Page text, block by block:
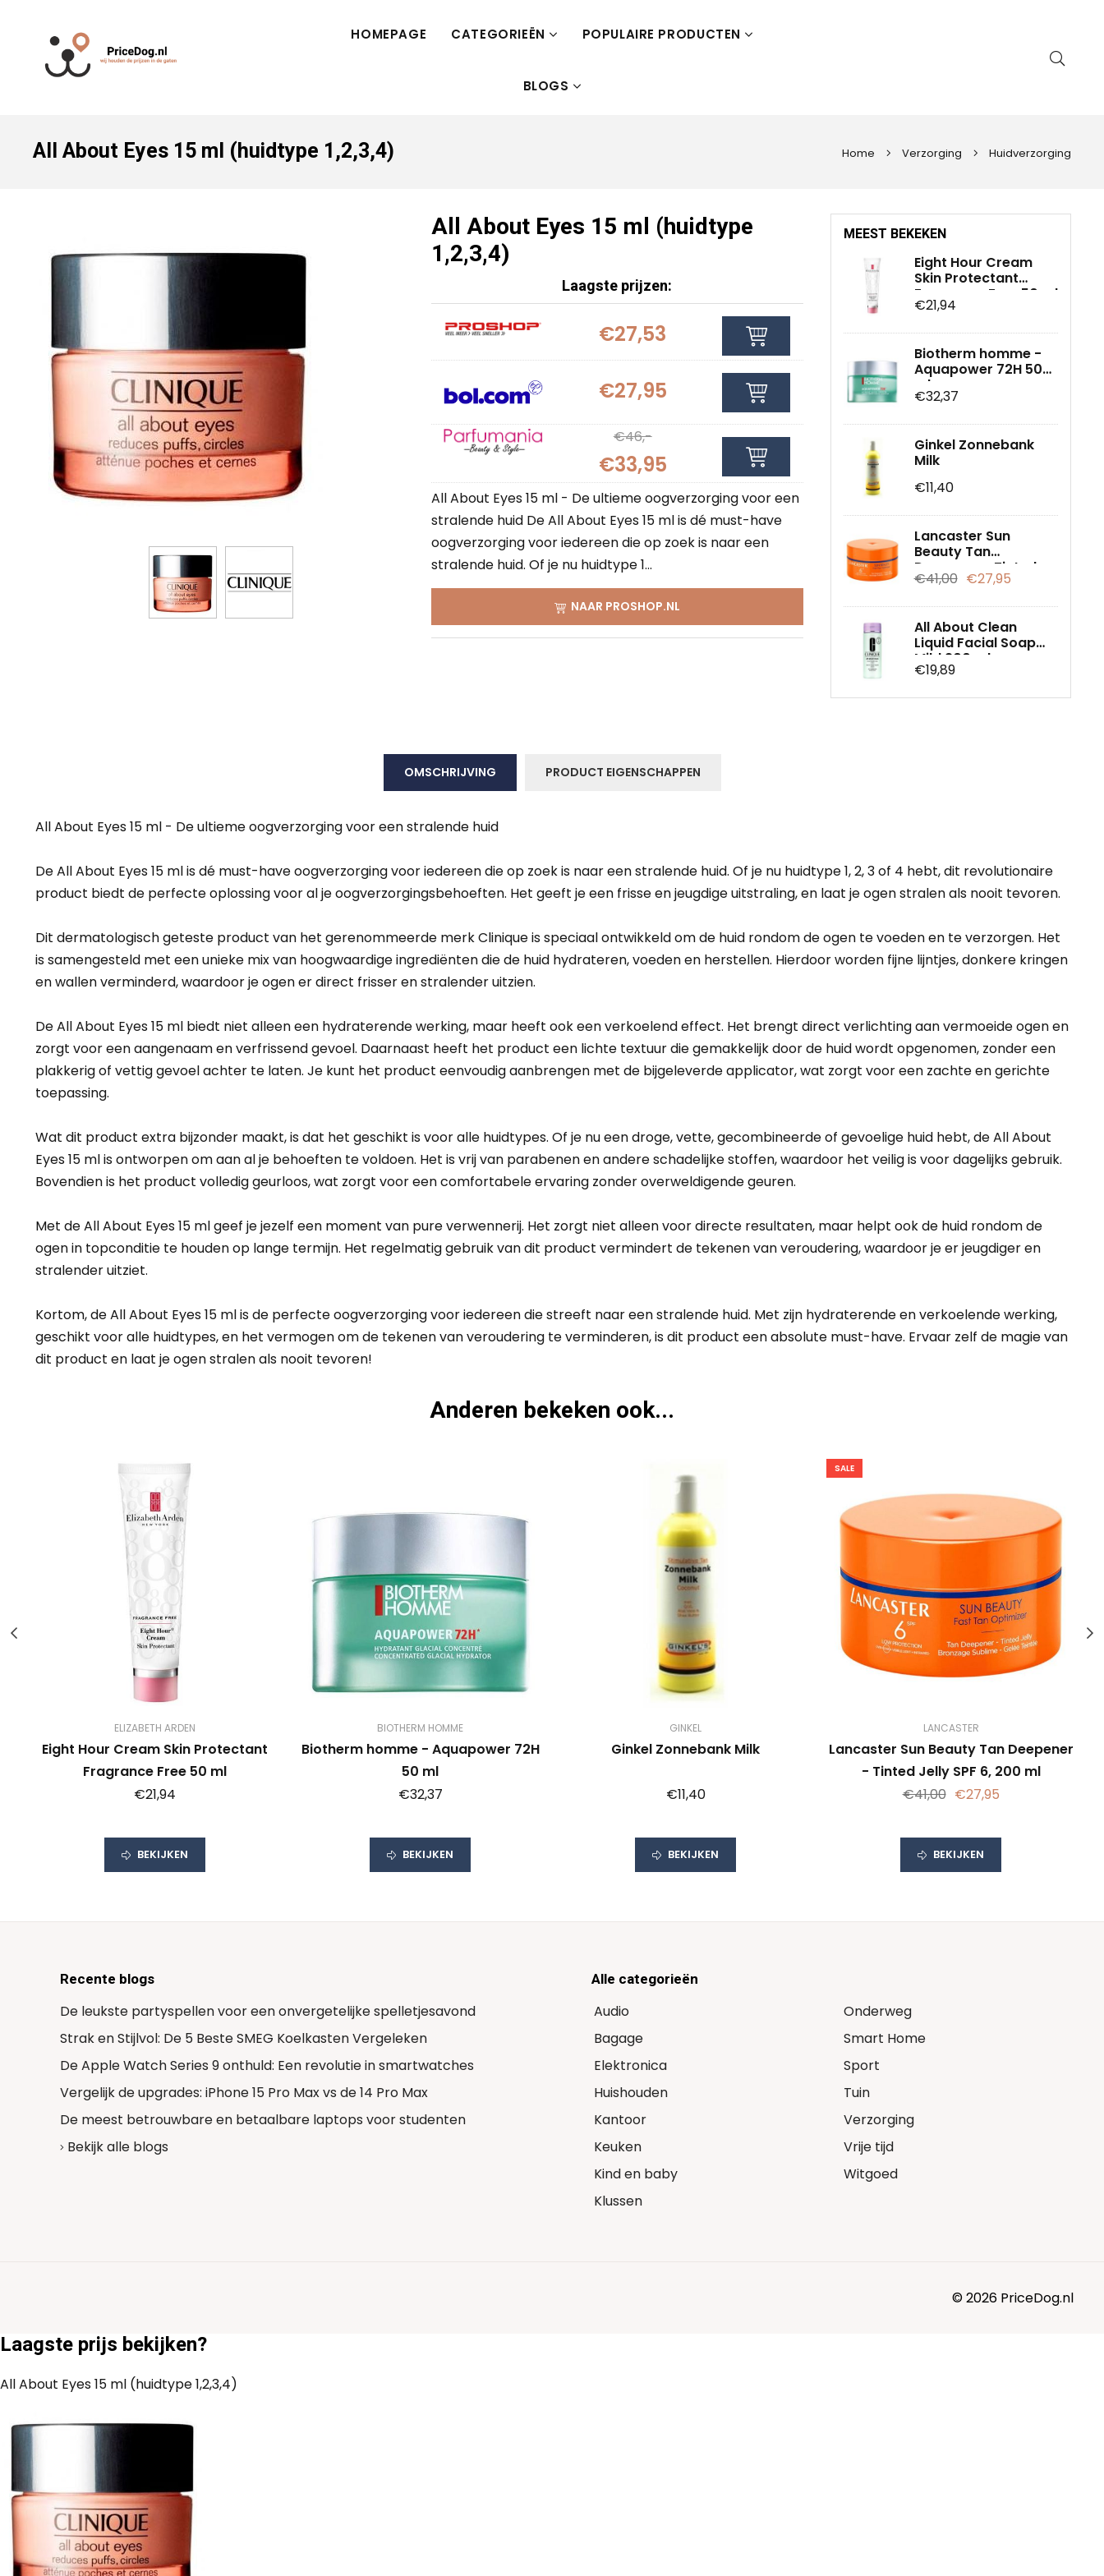
HOMEPAGE CATEGORIEËN POPULAIRE PRODUCTEN
BLOGS
All About Eyes 15 ml (huidtype 1,2,3,4) Home Verzorging Huidverzorging
All About Eyes 15 ml (huidtype
1,2,3,4)
Laagste prijzen:
€27,53
€27,95
€46,-
€33,95
All About Eyes 15 ml - De ultieme oogverzorging voor een
stralende huid De All About Eyes 15 ml is dé must-have
oogverzorging voor iedereen die op zoek is naar een
stralende huid. Of je nu huidtype 1...
NAAR PROSHOP.NL
MEEST BEKEKEN
Eight Hour Cream
Skin Protectant
Fragrance Free 50 ml
€21,94
Biotherm homme -
Aquapower 72H 50
ml
€32,37
Ginkel Zonnebank
Milk
€11,40
Lancaster Sun
Beauty Tan
Deepener - Tinted
Jelly SPF 6, 200 ml
€41,00 €27,95
All About Clean
Liquid Facial Soap
Mild 200 ml
(huidtype 2)
€19,89
OMSCHRIJVING PRODUCT EIGENSCHAPPEN
All About Eyes 15 ml - De ultieme oogverzorging voor een stralende huid
De All About Eyes 15 ml is dé must-have oogverzorging voor iedereen die op zoek is naar een stralende huid. Of je nu huidtype 1, 2, 3 of 4 hebt, dit revolutionaire
product biedt de perfecte oplossing voor al je oogverzorgingsbehoeften. Het geeft je een frisse en jeugdige uitstraling, en laat je ogen stralen als nooit tevoren.
Dit dermatologisch geteste product van het gerenommeerde merk Clinique is speciaal ontwikkeld om de huid rondom de ogen te voeden en te verzorgen. Het
is samengesteld met een unieke mix van hoogwaardige ingrediënten die de huid hydrateren, voeden en herstellen. Hierdoor worden fijne lijntjes, donkere kringen
en wallen verminderd, waardoor je ogen er direct frisser en stralender uitzien.
De All About Eyes 15 ml biedt niet alleen een hydraterende werking, maar heeft ook een verkoelend effect. Het brengt direct verlichting aan vermoeide ogen en
zorgt voor een aangenaam en verfrissend gevoel. Daarnaast heeft het product een lichte textuur die gemakkelijk door de huid wordt opgenomen, zonder een
plakkerig of vettig gevoel achter te laten. Je kunt het product eenvoudig aanbrengen met de bijgeleverde applicator, wat zorgt voor een zachte en gerichte
toepassing.
Wat dit product extra bijzonder maakt, is dat het geschikt is voor alle huidtypes. Of je nu een droge, vette, gecombineerde of gevoelige huid hebt, de All About
Eyes 15 ml is ontworpen om aan al je behoeften te voldoen. Het is vrij van parabenen en andere schadelijke stoffen, waardoor het veilig is voor dagelijks gebruik.
Bovendien is het product volledig geurloos, wat zorgt voor een comfortabele ervaring zonder overweldigende geuren.
Met de All About Eyes 15 ml geef je jezelf een moment van pure verwennerij. Het zorgt niet alleen voor directe resultaten, maar helpt ook de huid rondom de
ogen in topconditie te houden op lange termijn. Het regelmatig gebruik van dit product vermindert de tekenen van veroudering, waardoor je er jeugdiger en
stralender uitziet.
Kortom, de All About Eyes 15 ml is de perfecte oogverzorging voor iedereen die streeft naar een stralende huid. Met zijn hydraterende en verkoelende werking,
geschikt voor alle huidtypes, en het vermogen om de tekenen van veroudering te verminderen, is dit product een absolute must-have. Ervaar zelf de magie van
dit product en laat je ogen stralen als nooit tevoren!
Anderen bekeken ook...
ELIZABETH ARDEN
Eight Hour Cream Skin Protectant
Fragrance Free 50 ml
€21,94
BEKIJKEN
BIOTHERM HOMME
Biotherm homme - Aquapower 72H
50 ml
€32,37
BEKIJKEN
GINKEL
Ginkel Zonnebank Milk
€11,40
BEKIJKEN
SALE
LANCASTER
Lancaster Sun Beauty Tan Deepener
- Tinted Jelly SPF 6, 200 ml
€41,00 €27,95
BEKIJKEN
Recente blogs
De leukste partyspellen voor een onvergetelijke spelletjesavond
Strak en Stijlvol: De 5 Beste SMEG Koelkasten Vergeleken
De Apple Watch Series 9 onthuld: Een revolutie in smartwatches
Vergelijk de upgrades: iPhone 15 Pro Max vs de 14 Pro Max
De meest betrouwbare en betaalbare laptops voor studenten
Bekijk alle blogs
Alle categorieën
Audio
Bagage
Elektronica
Huishouden
Kantoor
Keuken
Kind en baby
Klussen
Onderweg
Smart Home
Sport
Tuin
Verzorging
Vrije tijd
Witgoed
© 2026 PriceDog.nl
Laagste prijs bekijken?
All About Eyes 15 ml (huidtype 1,2,3,4)